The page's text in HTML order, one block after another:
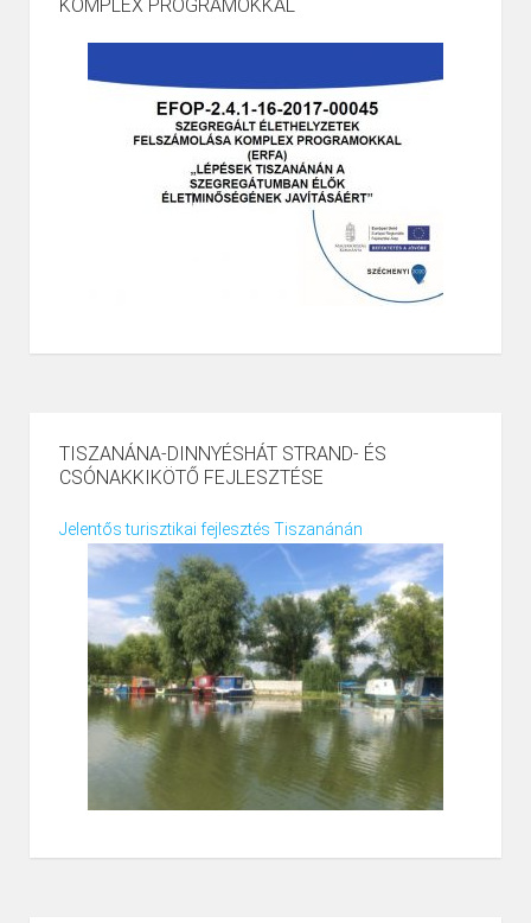
KOMPLEX PROGRAMOKKAL
TISZANÁNA-DINNYÉSHÁT STRAND- ÉS
CSÓNAKKIKÖTŐ FEJLESZTÉSE
Jelentős turisztikai fejlesztés Tiszanánán